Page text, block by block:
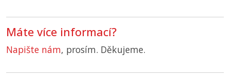
Máte více informací?
Napište nám, prosím. Děkujeme.